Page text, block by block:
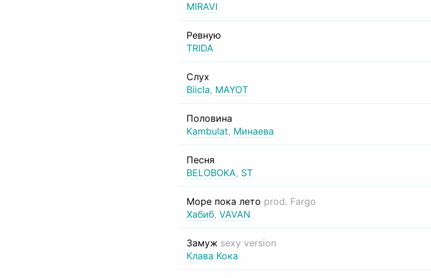
MIRAVI
Ревную
TRIDA
Слух
Biicla, MAYOT
Половина
Kambulat, Минаева
Песня
BELOBOKA, ST
Море пока лето prod. Fargo
Хабиб, VAVAN
Замуж sexy version
Клава Кока